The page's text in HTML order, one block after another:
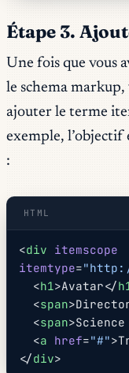
Étape 3.
Une fois que vous
le schema
ajouter le terme
exemple, l’objectif
:
HTML
<div itemscope
itemtype=
  <
h1>Avatar</
  <
span
  <
span
  <
a href="#"
</div>